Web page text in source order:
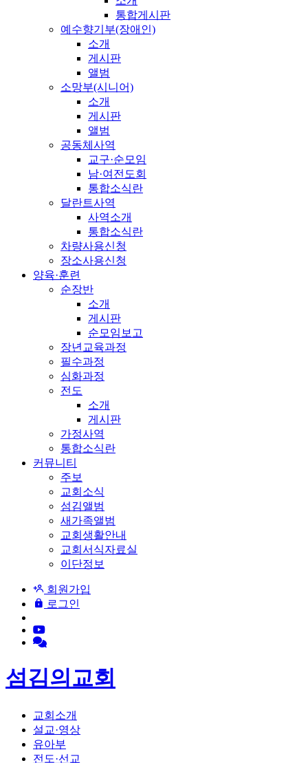
통합게시판
예수향기부(장애인)
소개
게시판
앨범
소망부(시니어)
소개
게시판
앨범
공동체사역
교구·순모임
남·여전도회
통합소식란
달란트사역
사역소개
통합소식란
차량사용신청
장소사용신청
양육·훈련
순장반
소개
게시판
순모임보고
장년교육과정
필수과정
심화과정
전도
소개
게시판
가정사역
통합소식란
커뮤니티
주보
교회소식
섬김앨범
새가족앨범
교회생활안내
교회서식자료실
이단정보
회원가입
로그인
섬김의교회
교회소개
설교·영상
유아부
전도·선교